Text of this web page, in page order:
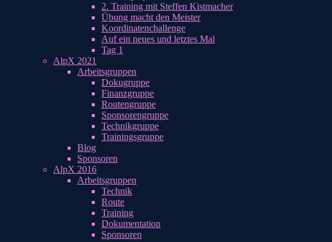
2. Training mit Steffen Kistmacher
Übung macht den Meister
Koordinatenchallenge
Auf ein neues und letztes Mal
Tag 1
AlpX 2021
Arbeitsgruppen
Dokugruppe
Finanzgruppe
Routengruppe
Sponsorengruppe
Technikgruppe
Trainingsgruppe
Blog
Sponsoren
AlpX 2016
Arbeitsgruppen
Technik
Route
Training
Dokumentation
Sponsoren